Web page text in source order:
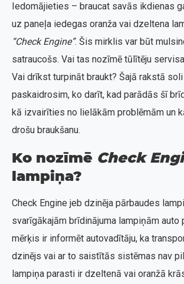
Iedomājieties – braucat savās ikdienas
uz paneļa iedegas oranža vai dzeltena
“Check Engine”. Šis mirklis var būt
satraucošs. Vai tas nozīmē tūlītēju
Vai drīkst turpināt braukt? Šajā rakstā
paskaidrosim, ko darīt, kad parādās šī
kā izvairīties no lielākām problēmām un
drošu braukšanu.
Ko nozīmē Check
lampiņa?
Check Engine jeb dzinēja pārbaudes
svarīgākajām brīdinājuma lampiņām auto
mērķis ir informēt autovadītāju, ka
dzinējs vai ar to saistītās sistēmas nav
lampiņa parasti ir dzeltenā vai oranžā